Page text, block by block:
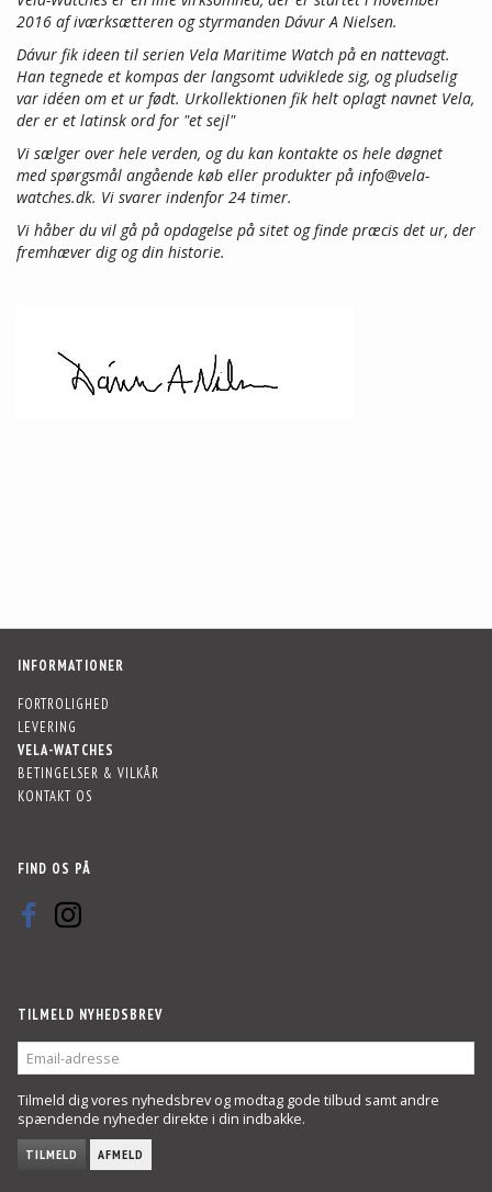
2016 af iværksætteren og styrmanden Dávur A Nielsen.
Dávur fik ideen til serien Vela Maritime Watch på en nattevagt.
Han tegnede et kompas der langsomt udviklede sig, og pludselig
var idéen om et ur født. Urkollektionen fik helt oplagt navnet Vela,
der er et latinsk ord for "et sejl"
Vi sælger over hele verden, og du kan kontakte os hele døgnet
med spørgsmål angående køb eller produkter på info@vela-
watches.dk. Vi svarer indenfor 24 timer.
Vi håber du vil gå på opdagelse på sitet og finde præcis det ur, der
fremhæver dig og din historie.
INFORMATIONER
FORTROLIGHED
LEVERING
VELA-WATCHES
BETINGELSER & VILKÅR
KONTAKT OS
FIND OS PÅ
TILMELD NYHEDSBREV
ADRESSE
Tilmeld dig vores nyhedsbrev og modtag gode tilbud samt andre
spændende nyheder direkte i din indbakke.
TILMELD AFMELD